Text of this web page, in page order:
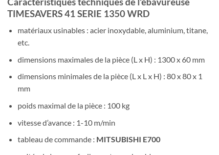
TIMESAVERS 41 SERIE 1350 WRD
matériaux usinables : acier inoxydable, aluminium, titane,
etc.
dimensions maximales de la pièce (L x H) : 1300 x 60 mm
dimensions minimales de la pièce (L x L x H) : 80 x 80 x 1
mm
poids maximal de la pièce : 100 kg
vitesse d’avance : 1-10 m/min
tableau de commande : MITSUBISHI E700